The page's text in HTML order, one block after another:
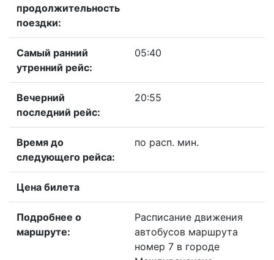
продолжительность
поездки:
Самый ранний
утренний рейс:
05:40
Вечерний
последний рейс:
20:55
Время до
следующего рейса:
по расп. мин.
Цена билета
Подробнее о
маршруте:
Расписание движения
автобусов маршрута
номер 7 в городе